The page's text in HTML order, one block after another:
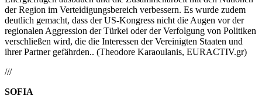
der Region im Verteidigungsbereich verbessern. Es wurde zudem
deutlich gemacht, dass der US-Kongress nicht die Augen vor der
regionalen Aggression der Türkei oder der Verfolgung von Politiken
verschließen wird, die die Interessen der Vereinigten Staaten und
ihrer Partner gefährden.. (Theodore Karaoulanis, EURACTIV.gr)
///
SOFIA